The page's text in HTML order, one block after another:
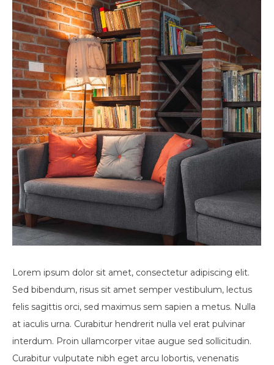
Lorem ipsum dolor sit amet, consectetur adipiscing elit.
Sed bibendum, risus sit amet semper vestibulum, lectus
felis sagittis orci, sed maximus sem sapien a metus. Nulla
at iaculis urna. Curabitur hendrerit nulla vel erat pulvinar
interdum. Proin ullamcorper vitae augue sed sollicitudin.
Curabitur vulputate nibh eget arcu lobortis, venenatis